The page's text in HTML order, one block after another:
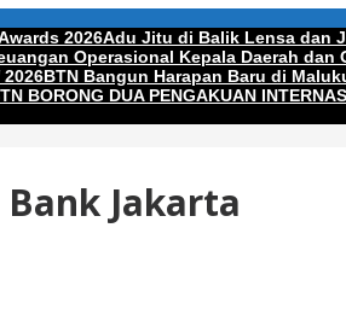
2026Adu Jitu di Balik Lensa dan
Operasional Kepala Daerah dan
BTN Bangun Harapan Baru di
BORONG DUA PENGAKUAN
Bank Jakarta